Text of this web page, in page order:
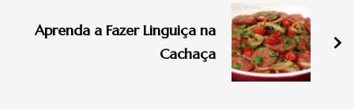
post
Aprenda a Fazer Linguiça na
Cachaça